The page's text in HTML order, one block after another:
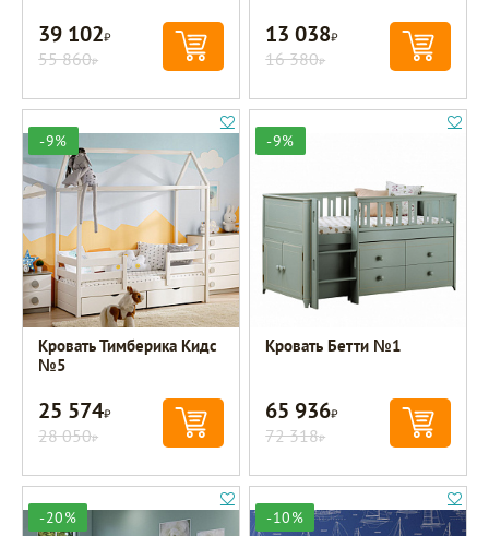
39 102Р
55 860Р
13 038Р
16 380Р
-9%
Кровать Тимберика Кидс
№5
25 574Р
28 050Р
-9%
Кровать Бетти №1
65 936Р
72 318Р
-20% -10%